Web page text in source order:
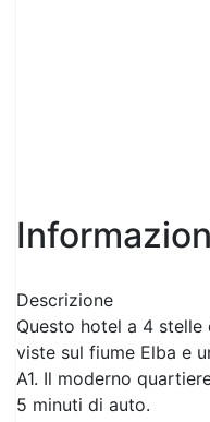
Descrizione
Questo hotel a 4
viste sul fiume Elba e
A1. Il moderno
5 minuti di auto.